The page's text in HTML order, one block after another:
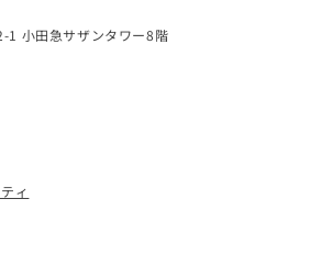
1 小田急サザンタワー8階
ィ